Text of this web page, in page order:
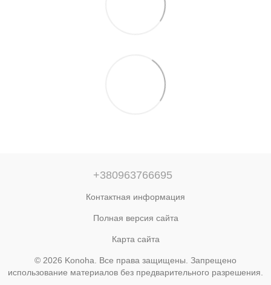
+380963766695
Контактная информация
Полная версия сайта
Карта сайта
© 2026 Konoha. Все права защищены. Запрещено
использование материалов без предварительного разрешения.